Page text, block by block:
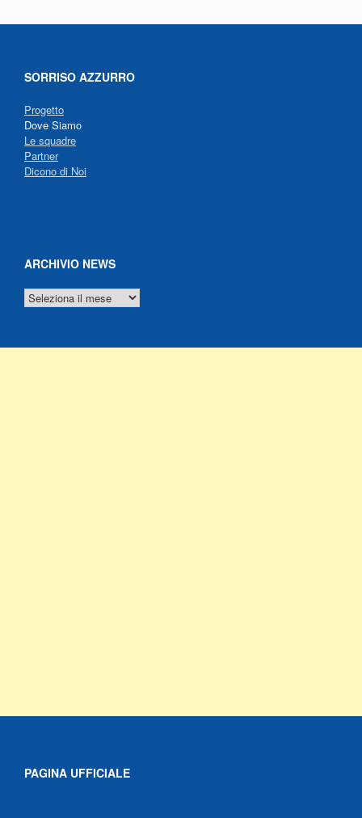
SORRISO AZZURRO
Progetto
Dove Siamo
Le squadre
Partner
Dicono di Noi
ARCHIVIO NEWS
ARCHIVIO
NEWS
PAGINA UFFICIALE